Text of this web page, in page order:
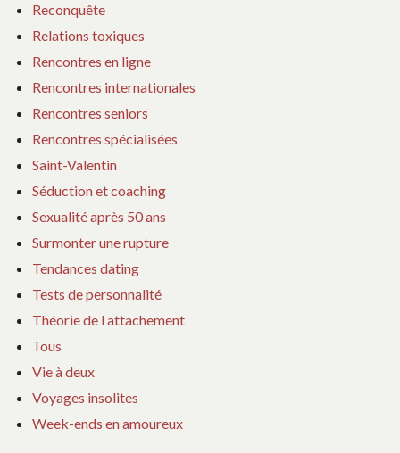
Reconquête
Relations toxiques
Rencontres en ligne
Rencontres internationales
Rencontres seniors
Rencontres spécialisées
Saint-Valentin
Séduction et coaching
Sexualité après 50 ans
Surmonter une rupture
Tendances dating
Tests de personnalité
Théorie de l attachement
Tous
Vie à deux
Voyages insolites
Week-ends en amoureux